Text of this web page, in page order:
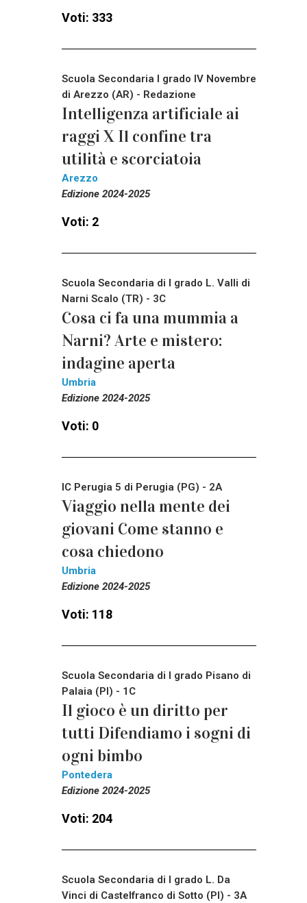
Voti: 333
Scuola Secondaria I grado IV Novembre
di Arezzo (AR) - Redazione
Intelligenza artificiale ai
raggi X Il confine tra
utilità e scorciatoia
Arezzo
Edizione 2024-2025
Voti: 2
Scuola Secondaria di I grado L. Valli di
Narni Scalo (TR) - 3C
Cosa ci fa una mummia a
Narni? Arte e mistero:
indagine aperta
Umbria
Edizione 2024-2025
Voti: 0
IC Perugia 5 di Perugia (PG) - 2A
Viaggio nella mente dei
giovani Come stanno e
cosa chiedono
Umbria
Edizione 2024-2025
Voti: 118
Scuola Secondaria di I grado Pisano di
Palaia (PI) - 1C
Il gioco è un diritto per
tutti Difendiamo i sogni di
ogni bimbo
Pontedera
Edizione 2024-2025
Voti: 204
Scuola Secondaria di I grado L. Da
Vinci di Castelfranco di Sotto (PI) - 3A